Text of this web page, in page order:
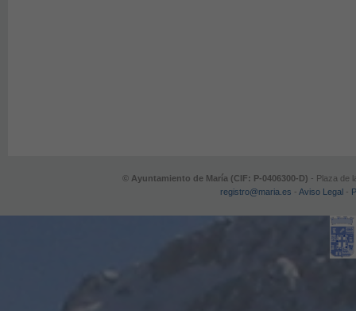
© Ayuntamiento de María (CIF: P-0406300-D) - Plaza de
registro@maria.es -Aviso Legal -